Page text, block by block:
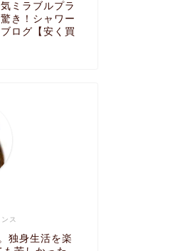
ミラブルプラ
き！シャワー
ログ【安く買
ス
独身生活を楽